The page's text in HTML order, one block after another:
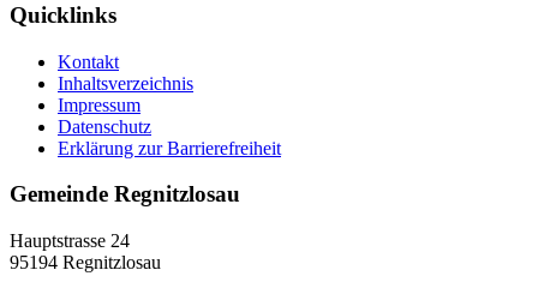
Quicklinks
Kontakt
Inhaltsverzeichnis
Impressum
Datenschutz
Erklärung zur Barrierefreiheit
Gemeinde Regnitzlosau
Hauptstrasse 24
95194 Regnitzlosau